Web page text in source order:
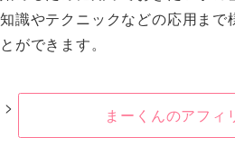
知識やテクニックなどの応用まで
とができます。
まーくんのアフィ